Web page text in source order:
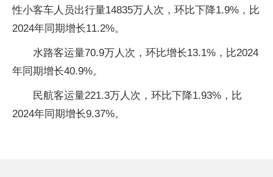
性小客车人员出行量14835万人次，环比下降1.9%，比
2024年同期增长11.2%。
水路客运量70.9万人次，环比增长13.1%，比2024
年同期增长40.9%。
民航客运量221.3万人次，环比下降1.93%，比
2024年同期增长9.37%。